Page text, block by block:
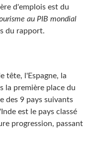
d'emplois est du
au PIB mondial
du rapport.
tête, l'Espagne, la
la première place du
des 9 pays suivants
est le pays classé
progression, passant